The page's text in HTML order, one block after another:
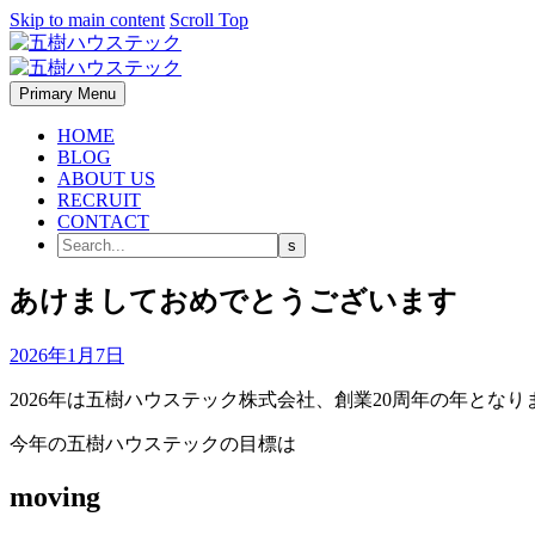
Skip to main content Scroll Top
Primary Menu
HOME
BLOG
ABOUT US
RECRUIT
CONTACT
あけましておめでとうございます
2026年1月7日
2026年は五樹ハウステック株式会社、創業20周年の年となり
今年の五樹ハウステックの目標は
moving